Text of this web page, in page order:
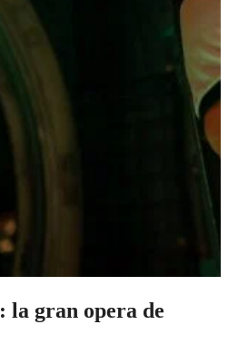
: la gran opera de